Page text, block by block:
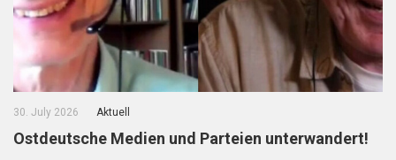
30. July 2026 Aktuell
Ostdeutsche Medien und Parteien unterwandert!